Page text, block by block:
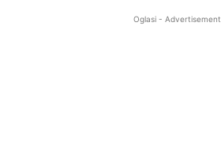
Oglasi - Advertisement